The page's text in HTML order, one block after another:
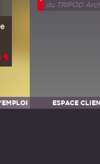
du TRIPOD
ESPACE